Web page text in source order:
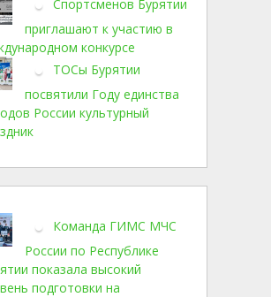
Спортсменов Бурятии
приглашают к участию в
конкурсе
ТОСы Бурятии
посвятили Году единства
России культурный
Команда ГИМС МЧС
России по Республике
показала высокий
подготовки на